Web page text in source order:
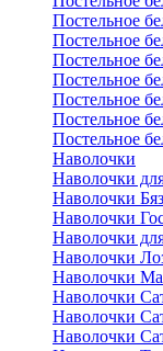
Постельное
Постельное
Постельное
Постельное
Постельное
Постельное
Постельное
Наволочки
Наволочки
Наволочки
Наволочки
Наволочки
Наволочки
Наволочки
Наволочки
Наволочки
Наволочки